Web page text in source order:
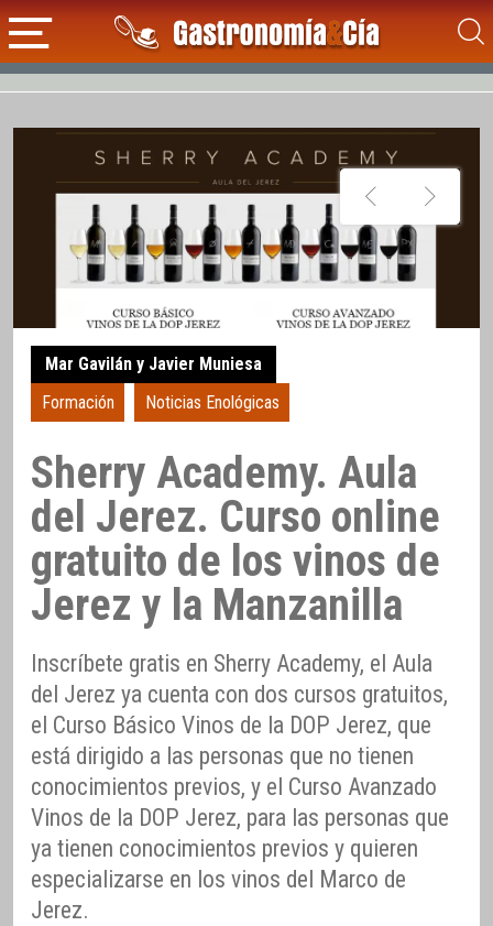
Mar Gavilán y Javier Muniesa
Formación
Noticias Enológicas
Sherry Academy. Aula
del Jerez. Curso online
gratuito de los vinos de
Jerez y la Manzanilla
Inscríbete gratis en Sherry Academy, el Aula
del Jerez ya cuenta con dos cursos gratuitos,
el Curso Básico Vinos de la DOP Jerez, que
está dirigido a las personas que no tienen
conocimientos previos, y el Curso Avanzado
Vinos de la DOP Jerez, para las personas que
ya tienen conocimientos previos y quieren
especializarse en los vinos del Marco de
Jerez.